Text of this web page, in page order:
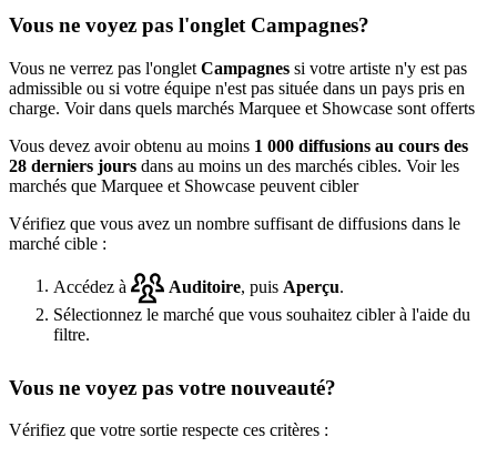
Vous ne voyez pas l'onglet Campagnes?
Vous ne verrez pas l'onglet Campagnes si votre artiste n'y est pas
admissible ou si votre équipe n'est pas située dans un pays pris en
charge. Voir dans quels marchés Marquee et Showcase sont offerts
Vous devez avoir obtenu au moins 1 000 diffusions au cours des
28 derniers jours dans au moins un des marchés cibles. Voir les
marchés que Marquee et Showcase peuvent cibler
Vérifiez que vous avez un nombre suffisant de diffusions dans le
marché cible :
Accédez à Auditoire , puis Aperçu
Sélectionnez le marché que vous souhaitez cibler à l'aide du
filtre.
Vous ne voyez pas votre nouveauté?
Vérifiez que votre sortie respecte ces critères :